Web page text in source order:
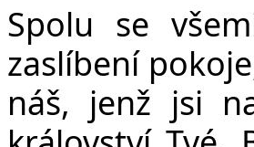
Spolu se
zaslíbení
náš, jenž jsi